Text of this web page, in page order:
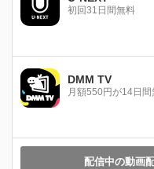
初回31日間無料
DMM TV
月額550円が14日間
配信中の動画